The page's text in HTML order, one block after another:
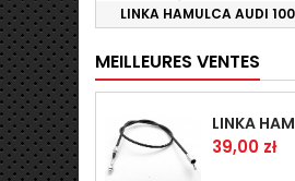
LINKA HAMULCA AUDI
MEILLEURES VENTES
Prix
39,00 zł